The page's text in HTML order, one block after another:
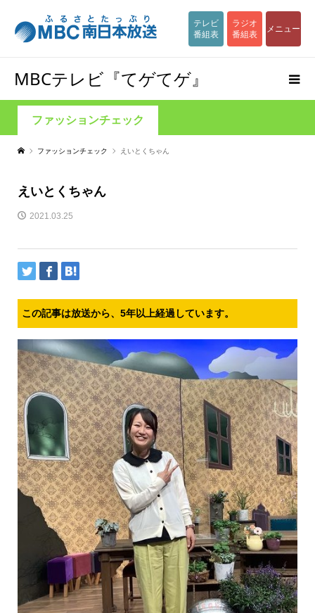
テレビ
番組表
ラジオ
番組表
メニュー
MBCテレビ『てゲてゲ』
ファッションチェック
ファッションチェック えいとくちゃん
えいとくちゃん
2021.03.25
この記事は放送から、5年以上経過しています。